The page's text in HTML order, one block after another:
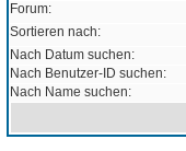
Forum:
Sortieren nach:
Nach Datum suchen:
Nach Benutzer-ID suchen:
Nach Name suchen: